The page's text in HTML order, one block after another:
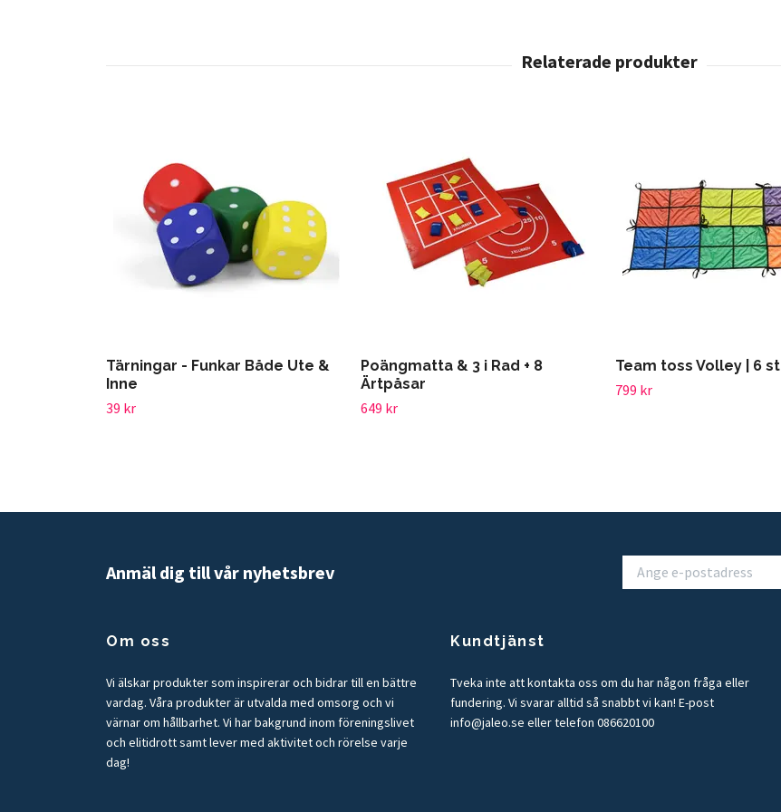
Tärningar - Funkar Både Ute &
Inne
39 kr
Poängmatta & 3 i Rad + 8
Ärtpåsar
649 kr
Team toss Volley | 6 st
799 kr
Anmäl dig till vår nyhetsbrev
Om oss
Vi älskar produkter som inspirerar och bidrar till en bättre
vardag. Våra produkter är utvalda med omsorg och vi
värnar om hållbarhet. Vi har bakgrund inom föreningslivet
och elitidrott samt lever med aktivitet och rörelse varje
dag!
Kundtjänst
Tveka inte att kontakta oss om du har någon fråga eller
fundering. Vi svarar alltid så snabbt vi kan! E-post
info@jaleo.se eller telefon 086620100